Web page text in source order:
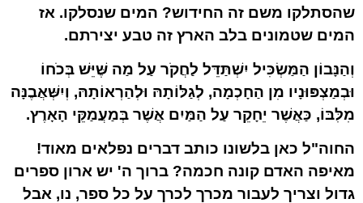
שהסתלקו משם זה החידוש? המים שנסלקו. אז
המים שטמונים בלב הארץ זה טבע יצירתם.
וְהַנָּבוֹן הַמַּשְׂכִּיל יִשְׁתַּדֵּל לַחֲקֹר עַל מַה שֶּׁיֵּשׁ בְּכֹחוֹ
וּבְמַצְפּוּנָיו מִן הַחָכְמָה, לְגַלּוֹתָהּ וּלְהַרְאוֹתָהּ, וְיִשְּׁאֲבֶנָּה
מִלִּבּוֹ, כַּאֲשֶׁר יֵחָקֵר עַל הַמַּיִם אֲשֶׁר בְּמַעֲמַקֵּי הָאָרֶץ.
החוה"ל כאן בלשונו כותב דברים נפלאים מאוד!
מאיפה האדם קונה חכמה? ברוך ה' יש ארון ספרים
גדול וצריך לעבור מכרך לכרך על כל ספר, נו, אבל